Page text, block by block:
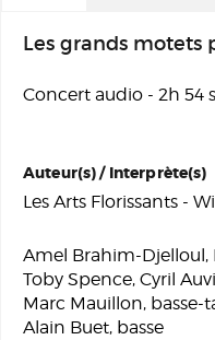
Les grands motets
Concert audio - 2h 54
Auteur(s) / Interprète(s)
Les Arts Florissants -
Amel Brahim-Djelloul,
Toby Spence, Cyril
Marc Mauillon, basse-
Alain Buet, basse